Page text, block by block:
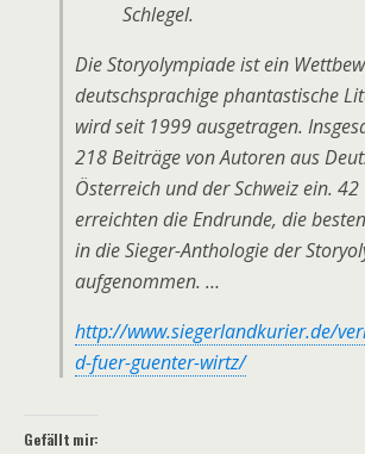
Schlegel.
Die Storyolympiade ist ein
deutschsprachige phantastische
wird seit 1999 ausgetragen.
218 Beiträge von Autoren aus
Österreich und der Schweiz ein. 42
erreichten die Endrunde, die
in die Sieger-Anthologie der
aufgenommen. …
http://www.siegerlandkurier.de/
d-fuer-guenter-wirtz/
Gefällt mir: